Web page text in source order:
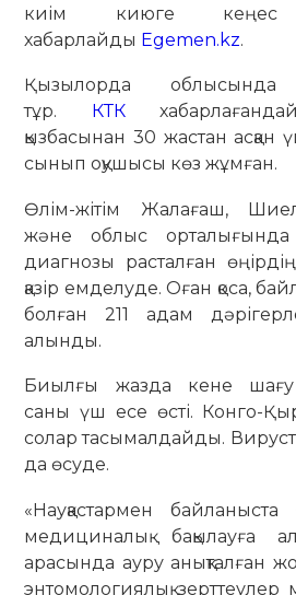
киім киюге
хабарлайды Egemen.kz.
Қызылорда
тұр.
КТК
қызбасынан 30 жастан
сынып оқушысы көз жұмған.
Өлім-жітім Жалағаш,
және облыс орталығында
диагнозы расталған
қазір емделуде. Оған қоса,
болған 211 адам
алынды.
Биылғы жазда кене
саны үш есе өсті. Конго-
солар тасымалдайды.
да өсуде.
«Науқастармен
медициналық бақылауға
арасында ауру анықталған
энтомологиялық